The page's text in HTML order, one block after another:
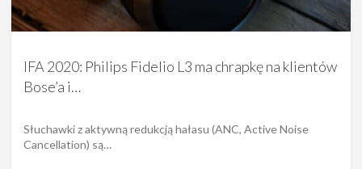
IFA 2020: Philips Fidelio L3 ma chrapkę na klientów
Bose’a i…
Słuchawki z aktywną redukcją hałasu (ANC, Active Noise
Cancellation) są…